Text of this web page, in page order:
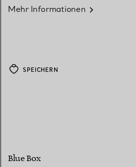
Mehr Informationen
SPEICHERN
Blue Box